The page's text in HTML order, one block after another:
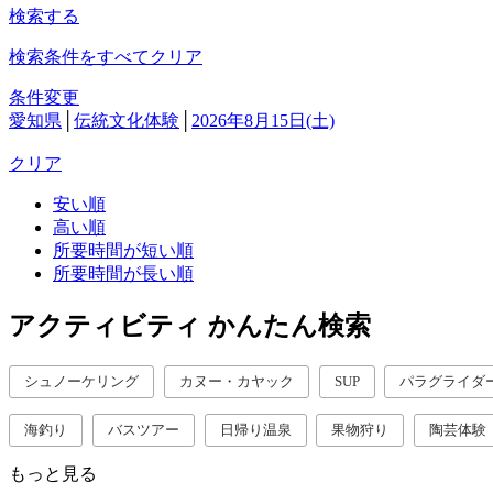
検索する
検索条件をすべてクリア
条件変更
愛知県
伝統文化体験 2026年8月15日(土)
クリア
安い順
高い順
所要時間が短い順
所要時間が長い順
アクティビティ かんたん検索
シュノーケリング カヌー・カヤック SUP パラグライダ
海釣り バスツアー 日帰り温泉 果物狩り 陶芸体験
もっと見る